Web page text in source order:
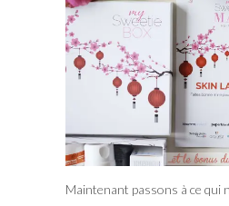
Maintenant passons à ce qui